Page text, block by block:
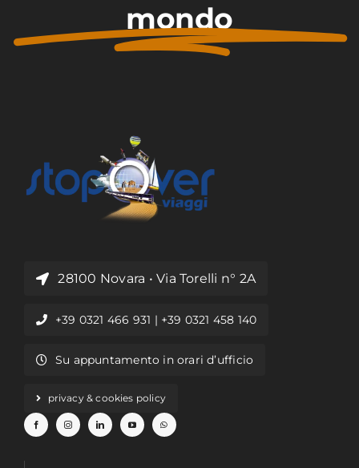
mondo
28100 Novara • Via Torelli n° 2A
+39 0321 466 931 | +39 0321 458 140
Su appuntamento in orari d’ufficio
privacy & cookies policy